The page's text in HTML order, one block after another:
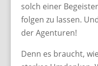
solch einer
folgen zu lassen.
der Agenturen!
Denn es braucht,